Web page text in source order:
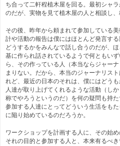
ち合って二軒程植木屋を回る。最初シャ
のだが、実物を見て植木屋の人と相談し、
その後、昨年から頼まれて参加している
計や活動の報告は僕にはほとんど発言す
どうするかをみんなで話し合うのだが、
基に作られ話されているようで何ともい
ら、その作っている人（本当ならジャー
まりない。だから、本当のジャーナリス
れど、最近の日本のそれは、僕にはどう
人達が取り上げてくれるような活動（し
称でやろうというのだ）を何の疑問も持
参加する人達にとってどういう生活をも
に陥り始めているのだろうか。
ワークショップを計画する人に、その始
それの目的と参加する人と、本来有るべ